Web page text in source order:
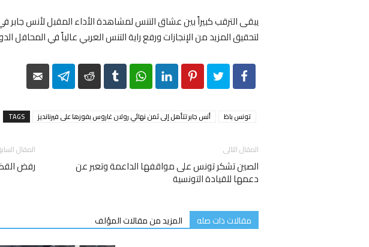
يبقى الترقب كبيراً بين عشاق التنس لمشاهدة الأداء المقبل لأنس جابر
لتحقيق المزيد من الإنجازات ورفع راية التنس العربي عالياً في المحافل
Facebook
Twitter
Pinterest
LinkedIn
WhatsApp
Tumblr
Reddit
Telegram
TAGS أنس جابر تتأهل إلى ثمن نهائي رولان غاروس بفوزها على فيرنانديز تونس باظ
المقال
رفض
المقال التالى
الصين تشكر تونس على مواقفها الداعمة وتعبر عن
دعمها للقيادة التونسية
مقالات ذات صله المزيد من مقالات المؤلف